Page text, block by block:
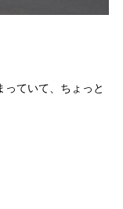
ていて、ちょっと